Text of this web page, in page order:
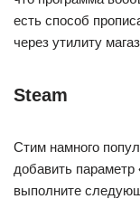
есть способ
через утилиту
Steam
Стим намного
добавить параметр
выполните